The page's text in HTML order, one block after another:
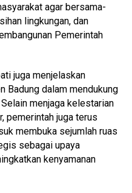
agar bersama-
lingkungan, dan
Pemerintah
juga menjelaskan
Badung dalam mendukung
menjaga kelestarian
pemerintah juga terus
membuka sejumlah ruas
sebagai upaya
kenyamanan